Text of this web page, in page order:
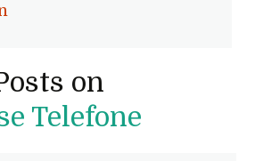
on
Telefone